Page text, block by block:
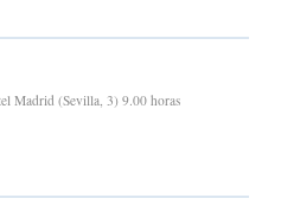
Madrid (Sevilla, 3) 9.00 horas